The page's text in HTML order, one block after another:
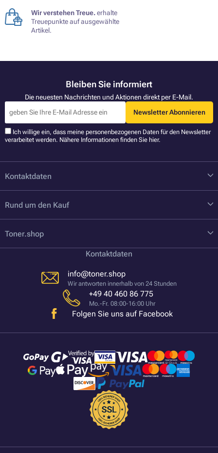
Wir verstehen Treue.erhalte
Treuepunkte auf ausgewählte
Artikel.
Bleiben Sie informiert
Die neuesten Nachrichten und Aktionen direkt per E-Mail.
Newsletter Abonnieren
Ich willige ein, dass meine personenbezogenen Daten für den Newsletter
verarbeitet werden. Nähere Informationen finden Sie hier.
Kontaktdaten
Rund um den Kauf
Toner.shop
Kontaktdaten
info@toner.shop
Wir antworten innerhalb von 24 Stunden
+49 40 460 86 775
Mo.-Fr. 08:00-16:00 Uhr
Folgen Sie uns auf Facebook